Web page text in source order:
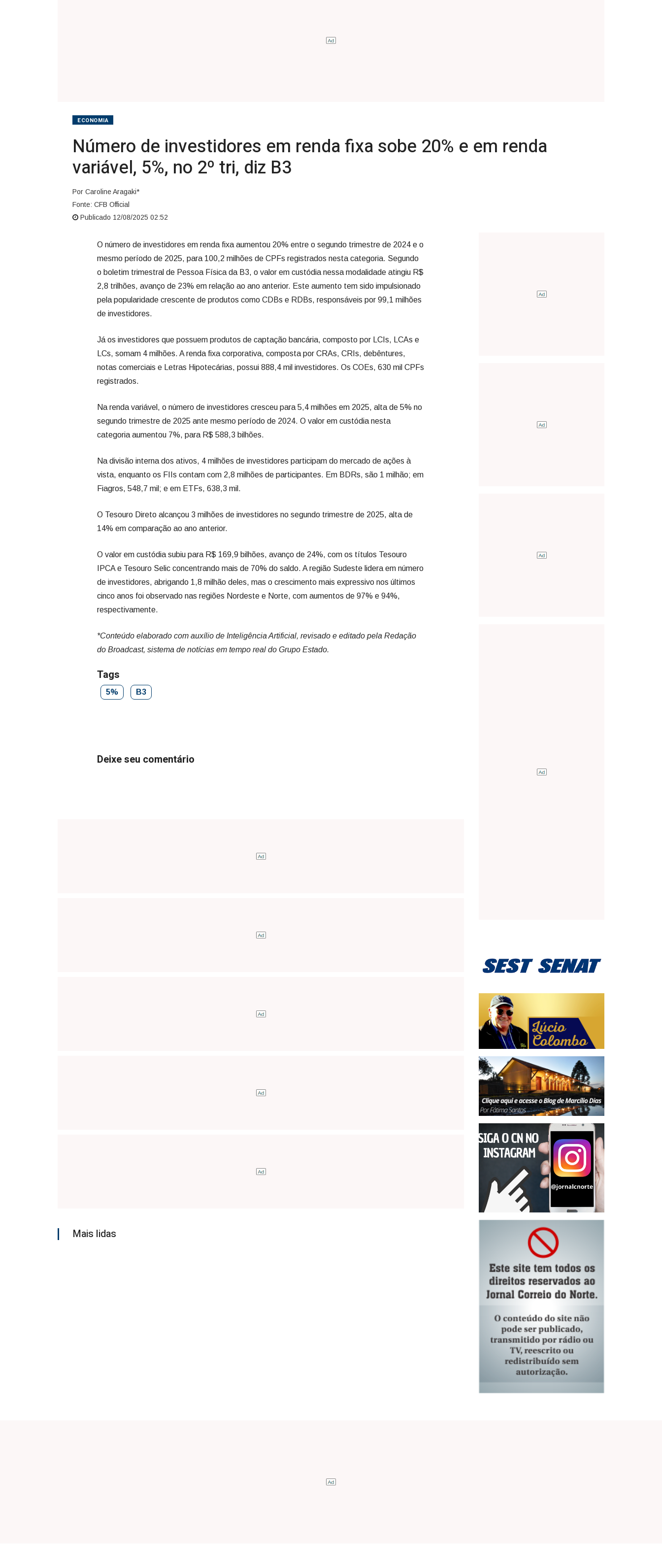
ECONOMIA
Número de investidores em renda fixa sobe 20% e em renda
variável, 5%, no 2º tri, diz B3
Por Caroline Aragaki*
Fonte: CFB Official
Publicado 12/08/2025 02:52
O número de investidores em renda fixa aumentou 20% entre o segundo trimestre de 2024 e o
mesmo período de 2025, para 100,2 milhões de CPFs registrados nesta categoria. Segundo
o boletim trimestral de Pessoa Física da B3, o valor em custódia nessa modalidade atingiu R$
2,8 trilhões, avanço de 23% em relação ao ano anterior. Este aumento tem sido impulsionado
pela popularidade crescente de produtos como CDBs e RDBs, responsáveis por 99,1 milhões
de investidores.
Já os investidores que possuem produtos de captação bancária, composto por LCIs, LCAs e
LCs, somam 4 milhões. A renda fixa corporativa, composta por CRAs, CRIs, debêntures,
notas comerciais e Letras Hipotecárias, possui 888,4 mil investidores. Os COEs, 630 mil CPFs
registrados.
Na renda variável, o número de investidores cresceu para 5,4 milhões em 2025, alta de 5% no
segundo trimestre de 2025 ante mesmo período de 2024. O valor em custódia nesta
categoria aumentou 7%, para R$ 588,3 bilhões.
Na divisão interna dos ativos, 4 milhões de investidores participam do mercado de ações à
vista, enquanto os FIIs contam com 2,8 milhões de participantes. Em BDRs, são 1 milhão; em
Fiagros, 548,7 mil; e em ETFs, 638,3 mil.
O Tesouro Direto alcançou 3 milhões de investidores no segundo trimestre de 2025, alta de
14% em comparação ao ano anterior.
O valor em custódia subiu para R$ 169,9 bilhões, avanço de 24%, com os títulos Tesouro
IPCA e Tesouro Selic concentrando mais de 70% do saldo. A região Sudeste lidera em número
de investidores, abrigando 1,8 milhão deles, mas o crescimento mais expressivo nos últimos
cinco anos foi observado nas regiões Nordeste e Norte, com aumentos de 97% e 94%,
respectivamente.
*Conteúdo elaborado com auxílio de Inteligência Artificial, revisado e editado pela Redação
do Broadcast, sistema de notícias em tempo real do Grupo Estado.
Tags
5% B3
Deixe seu comentário
Mais lidas